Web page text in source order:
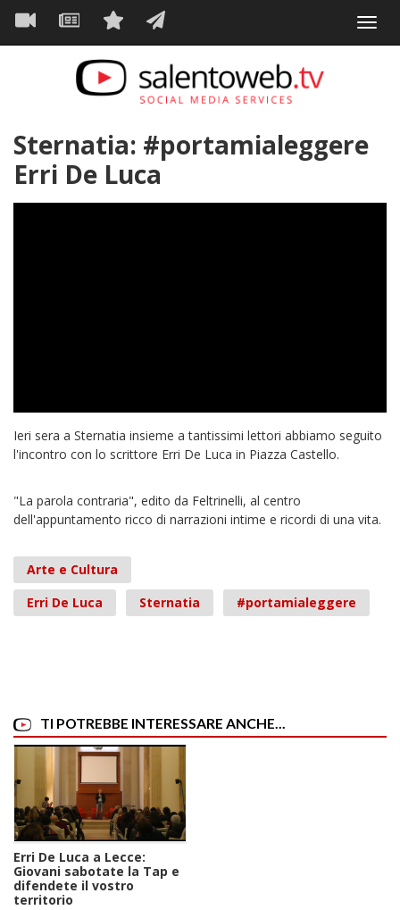
Salta
contenuto
Navigazione
principale
Sternatia: #portamialeggere
Erri De Luca
Ieri sera a ‪Sternatia‬ insieme a tantissimi lettori abbiamo seguito
l'incontro con lo scrittore Erri De Luca in Piazza Castello.
"La parola contraria", edito da Feltrinelli, al centro
dell'appuntamento ricco di narrazioni intime e ricordi di una vita.
Arte e Cultura
Erri De Luca
Sternatia #portamialeggere
TI POTREBBE INTERESSARE ANCHE...
Erri De Luca a Lecce:
Giovani sabotate la Tap e
difendete il vostro
territorio